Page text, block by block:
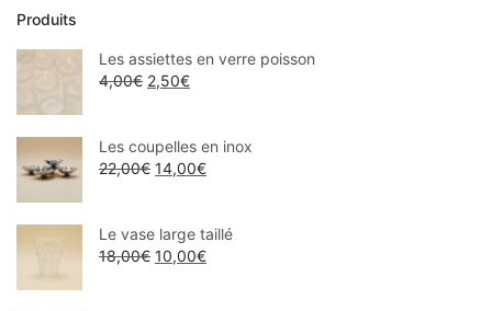
Produits
Les assiettes en verre poisson
4,00€ 2,50€
Les coupelles en inox
22,00€ 14,00€
Le vase large taillé
18,00€ 10,00€